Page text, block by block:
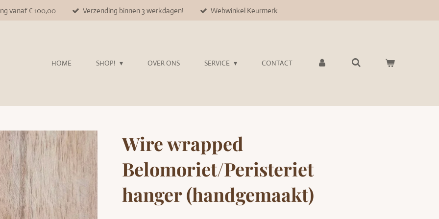
vanaf € 100,00 Verzending binnen 3 werkdagen! Webwinkel Keurmerk
HOME SHOP! OVER ONS SERVICE CONTACT
Wire wrapped
Belomoriet/Peristeriet
hanger (handgemaakt)